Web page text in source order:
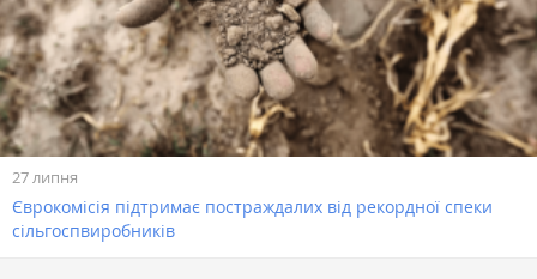
27 липня
Єврокомісія підтримає постраждалих від рекордної спеки
сільгоспвиробників